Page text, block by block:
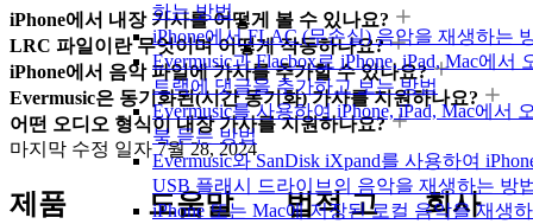
하는 방법
iPhone에서 FLAC (무손실) 음악을 재생하는
Evermusic과 Flacbox로 iPhone, iPad, Mac에서
트랙에 댓글을 추가하고 보는 방법
Evermusic를 사용하여 iPhone, iPad, Mac에서
북 듣는 방법
Evermusic와 SanDisk iXpand를 사용하여
USB 플래시 드라이브의 음악을 재생하는 방
iPhone 또는 Mac에 저장된 로컬 음악을 재생
iPhone에서 내장 가사를 어떻게 볼 수 있나요?
LRC 파일이란 무엇이며 어떻게 작동하나요?
iPhone에서 음악 파일에 가사를 추가할 수 있나요?
Evermusic은 동기화된(시간 동기화) 가사를 지원하나요?
어떤 오디오 형식이 내장 가사를 지원하나요?
마지막 수정 일자7월 28, 2024
제품 도움말
법적 고
회사